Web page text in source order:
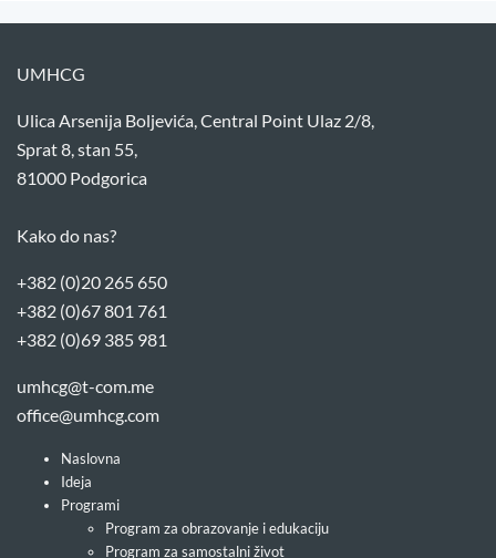
UMHCG
Ulica Arsenija Boljevića, Central Point Ulaz 2/8,
Sprat 8, stan 55,
81000 Podgorica
Kako do nas?
+382 (0)20 265 650
+382 (0)67 801 761
+382 (0)69 385 981
umhcg@t-com.me
office@umhcg.com
Naslovna
Ideja
Programi
Program za obrazovanje i edukaciju
Program za samostalni život